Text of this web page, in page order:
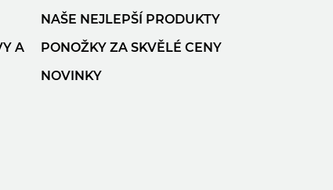
A
NAŠE NEJLEPŠÍ PRODUKTY
PONOŽKY ZA SKVĚLÉ CENY
NOVINKY